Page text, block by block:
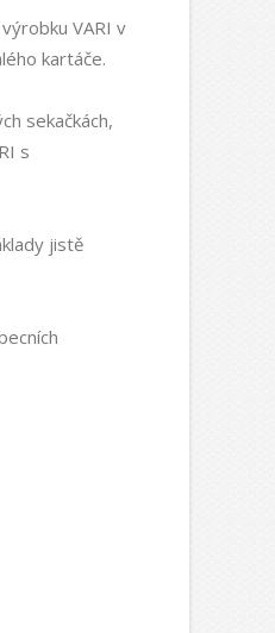
VARI v
kartáče.
sekačkách,
s
jistě